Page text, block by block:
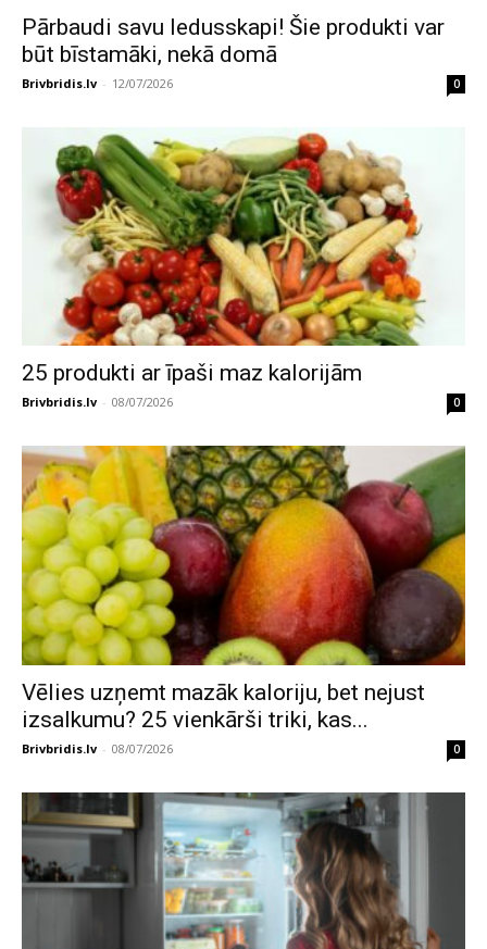
Pārbaudi savu ledusskapi! Šie produkti var
būt bīstamāki, nekā domā
Brivbridis.lv - 12/07/2026 0
25 produkti ar īpaši maz kalorijām
Brivbridis.lv - 08/07/2026 0
Vēlies uzņemt mazāk kaloriju, bet nejust
izsalkumu? 25 vienkārši triki, kas...
Brivbridis.lv - 08/07/2026 0